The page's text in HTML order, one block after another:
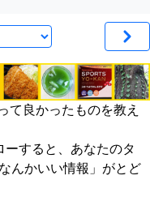
て良かったものを教え
ーすると、あなたのタ
んかいい情報」がとど